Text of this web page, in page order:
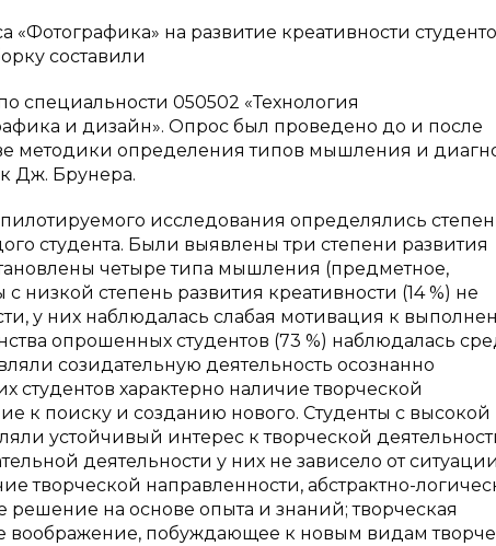
на развитие креативности
составили
специальности 050502 «Технология
и дизайн». Опрос был проведено до и после
методики определения типов мышления и
Дж. Брунера.
исследования определялись
студента. Были выявлены три степени развития
четыре типа мышления (предметное,
низкой степень развития креативности (14 %) не
у них наблюдалась слабая мотивация к
опрошенных студентов (73 %) наблюдалась
созидательную деятельность осознанно
студентов характерно наличие творческой
к поиску и созданию нового. Студенты с высокой
устойчивый интерес к творческой
деятельности у них не зависело от
творческой направленности, абстрактно-
на основе опыта и знаний; творческая
воображение, побуждающее к новым видам